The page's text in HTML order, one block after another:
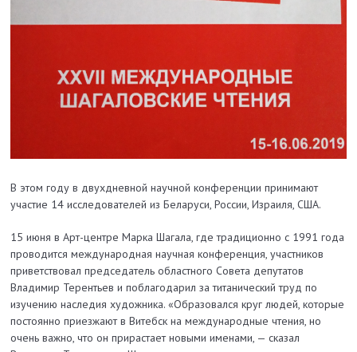
В этом году в двухдневной научной конференции принимают
участие 14 исследователей из Беларуси, России, Израиля, США.
15 июня в Арт-центре Марка Шагала, где традиционно с 1991 года
проводится международная научная конференция, участников
приветствовал председатель областного Совета депутатов
Владимир Терентьев и поблагодарил за титанический труд по
изучению наследия художника. «Образовался круг людей, которые
постоянно приезжают в Витебск на международные чтения, но
очень важно, что он прирастает новыми именами, — сказал